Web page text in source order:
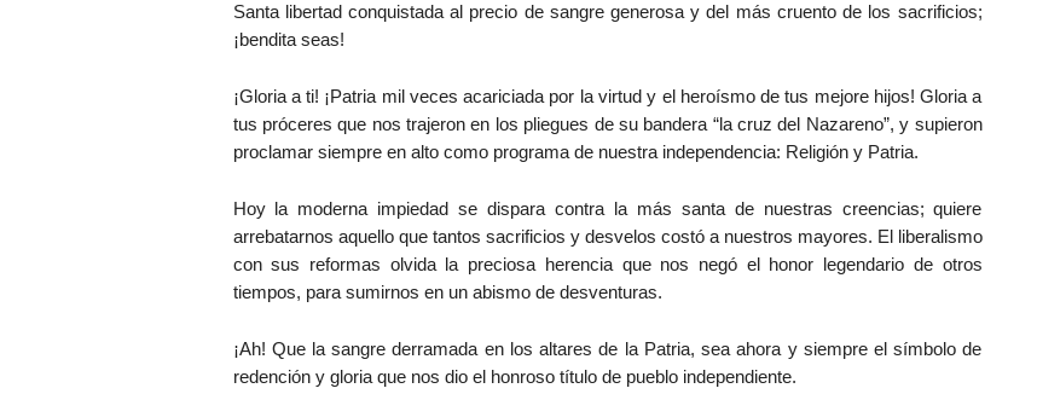
Santa libertad conquistada al precio de sangre generosa y del más cruento de los sacrificios;
¡bendita seas!
¡Gloria a ti! ¡Patria mil veces acariciada por la virtud y el heroísmo de tus mejore hijos! Gloria a
tus próceres que nos trajeron en los pliegues de su bandera “la cruz del Nazareno”, y supieron
proclamar siempre en alto como programa de nuestra independencia: Religión y Patria.
Hoy la moderna impiedad se dispara contra la más santa de nuestras creencias; quiere
arrebatarnos aquello que tantos sacrificios y desvelos costó a nuestros mayores. El liberalismo
con sus reformas olvida la preciosa herencia que nos negó el honor legendario de otros
tiempos, para sumirnos en un abismo de desventuras.
¡Ah! Que la sangre derramada en los altares de la Patria, sea ahora y siempre el símbolo de
redención y gloria que nos dio el honroso título de pueblo independiente.